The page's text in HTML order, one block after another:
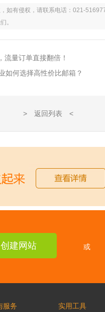
如有侵权，请联系电话：021-
。
流量订单直接翻倍！
如何选择高性价比邮箱？
> 返回列表 <
建网站 或
服务 实用工具